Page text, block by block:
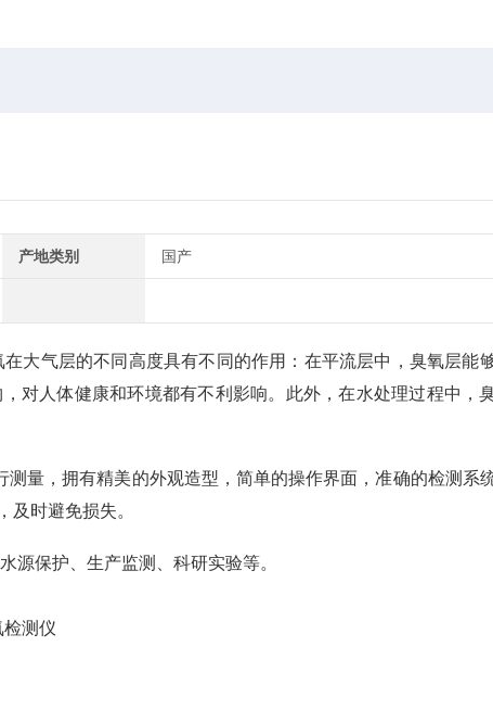
产地类别 国产
大气层的不同高度具有不同的作用：在平流层中，臭氧层能
对人体健康和环境都有不利影响。此外，在水处理过程中，
量，拥有精美的外观造型，简单的操作界面，准确的检测系
及时避免损失。
源保护、生产监测、科研实验等。